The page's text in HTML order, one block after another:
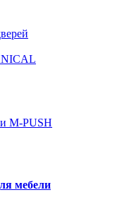
M-PUSH
мебели